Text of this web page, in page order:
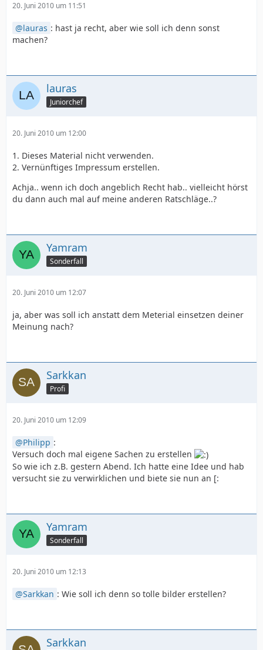
20. Juni 2010 um 11:51
lauras : hast ja recht, aber wie soll ich denn sonst
machen?
lauras
Juniorchef
20. Juni 2010 um 12:00
1. Dieses Material nicht verwenden.
2. Vernünftiges Impressum erstellen.
Achja.. wenn ich doch angeblich Recht hab.. vielleicht hörst
du dann auch mal auf meine anderen Ratschläge..?
Yamram
Sonderfall
20. Juni 2010 um 12:07
ja, aber was soll ich anstatt dem Meterial einsetzen deiner
Meinung nach?
Sarkkan
Profi
20. Juni 2010 um 12:09
Philipp :
Versuch doch mal eigene Sachen zu erstellen
So wie ich z.B. gestern Abend. Ich hatte eine Idee und hab
versucht sie zu verwirklichen und biete sie nun an [:
Yamram
Sonderfall
20. Juni 2010 um 12:13
Sarkkan : Wie soll ich denn so tolle bilder erstellen?
Sarkkan